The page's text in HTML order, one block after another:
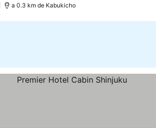
a 0.3 km de Kabukicho